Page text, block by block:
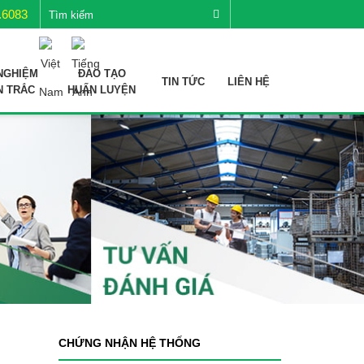
TRẮC
ĐÀO TẠO
HUẤN LUYỆN
TIN TỨC LIÊN HỆ
CHỨNG NHẬN HỆ THỐNG